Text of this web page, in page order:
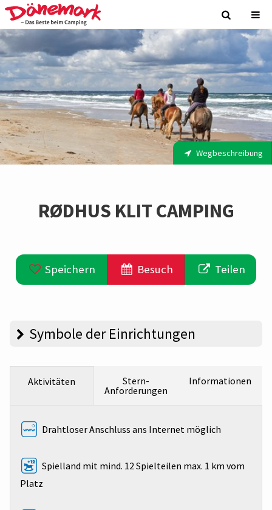
Wegbeschreibung
RØDHUS KLIT CAMPING
Speichern Besuch Teilen
Symbole der Einrichtungen
Aktivitäten
Stern-
Anforderungen
Informationen
Drahtloser Anschluss ans Internet möglich
Spielland mit mind. 12 Spielteilen max. 1 km vom
Platz